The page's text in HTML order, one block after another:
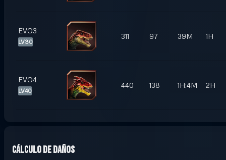
EVO3
LV30
311 97 39M 1H
EVO4
LV40
440 138 1H:4M 2H
Cálculo de daños